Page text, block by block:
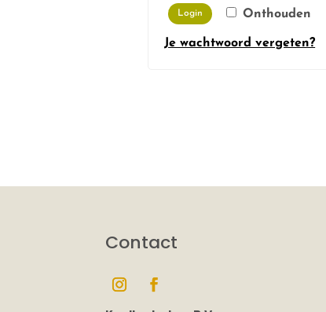
Onthouden
Login
Je wachtwoord vergeten?
Contact